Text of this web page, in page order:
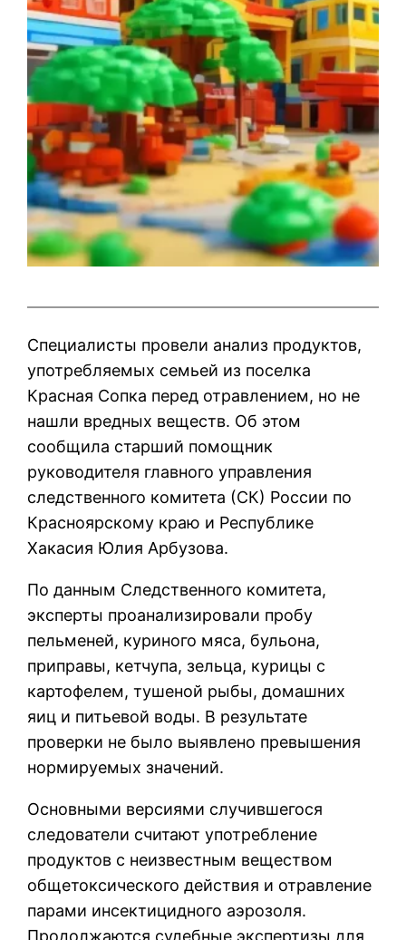
Специалисты провели анализ продуктов,
употребляемых семьей из поселка
Красная Сопка перед отравлением, но не
нашли вредных веществ. Об этом
сообщила старший помощник
руководителя главного управления
следственного комитета (СК) России по
Красноярскому краю и Республике
Хакасия Юлия Арбузова.
По данным Следственного комитета,
эксперты проанализировали пробу
пельменей, куриного мяса, бульона,
приправы, кетчупа, зельца, курицы с
картофелем, тушеной рыбы, домашних
яиц и питьевой воды. В результате
проверки не было выявлено превышения
нормируемых значений.
Основными версиями случившегося
следователи считают употребление
продуктов с неизвестным веществом
общетоксического действия и отравление
парами инсектицидного аэрозоля.
Продолжаются судебные экспертизы для